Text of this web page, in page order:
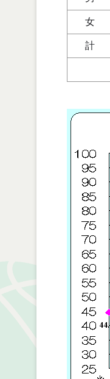
女
計